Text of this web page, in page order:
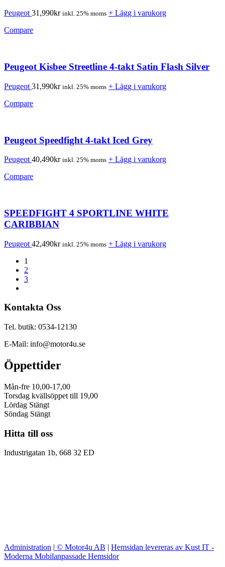
Peugeot 31,990kr inkl. 25% moms + Lägg i varukorg
Compare
Peugeot Kisbee Streetline 4-takt Satin Flash Silver
Peugeot 31,990kr inkl. 25% moms + Lägg i varukorg
Compare
Peugeot Speedfight 4-takt Iced Grey
Peugeot 40,490kr inkl. 25% moms + Lägg i varukorg
Compare
SPEEDFIGHT 4 SPORTLINE WHITE
CARIBBIAN
Peugeot 42,490kr inkl. 25% moms + Lägg i varukorg
1
2
3
Kontakta Oss
Tel. butik: 0534-12130
E-Mail: info@motor4u.se
Öppettider
Mån-fre 10,00-17,00
Torsdag kvällsöppet till 19,00
Lördag Stängt
Söndag Stängt
Hitta till oss
Industrigatan 1b, 668 32 ED
Administration | © Motor4u AB | Hemsidan levereras av Kust IT -
Moderna Mobilanpassade Hemsidor